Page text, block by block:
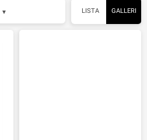
LISTA GALLERI